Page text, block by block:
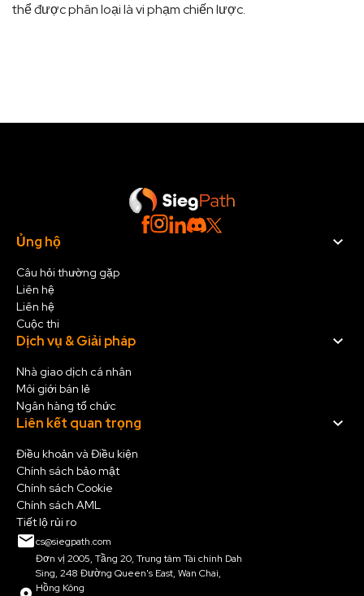
thể được phân loại là vi phạm chiến lược.
Ủng hộ
Câu hỏi thường gặp
Liên hệ
Liên hệ
Cuộc thi
Dịch vụ & Giải pháp
Nhà giao dịch cá nhân
Môi giới bán lẻ
Ngân hàng tổ chức
Liên kết quan trọng
Điều khoản và Điều kiện
Chính sách bảo mật
Chính sách Cookie
Chính sách AML
Tiết lộ rủi ro
cs@siegpath.com
Đơn vị 2005, Tầng 20, Trung tâm Tài chính Dah
Sing, 248 Đường Queen's East, Wan Chai,
Hồng Kông